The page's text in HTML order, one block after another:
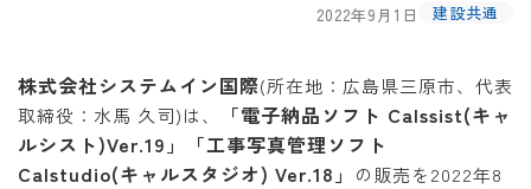
2022年9月1日 建設共通
株式会社システムイン国際(所在地：広島県三原市、代表
取締役：水馬 久司)は、
「電子納品ソフト Calssist(キャ
ルシスト)Ver.19」「工事写真管理ソフト
Calstudio(キャルスタジオ) Ver.18」
の販売を2022年8